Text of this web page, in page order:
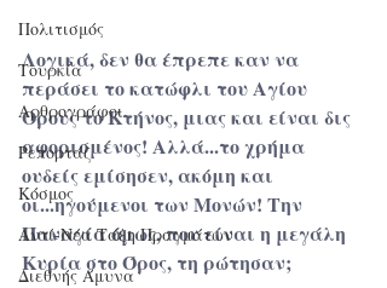
Πολιτισμός
Τουρκία
Αρθρογράφοι
Ρεπορτάζ
Κόσμος
Αντί-Νέα Τάξη Πραγμάτων
Διεθνής Άμυνα
Λογικά, δεν θα έπρεπε καν να
περάσει το κατώφλι του Αγίου
Ορους το Κτήνος, μιας και είναι δις
αφορισμένος! Αλλά...το χρήμα
ουδείς εμίσησεν, ακόμη και
οι...ηγούμενοι των Μονών! Την
Παναγία όμως, που είναι η μεγάλη
Κυρία στο Όρος, τη ρώτησαν;